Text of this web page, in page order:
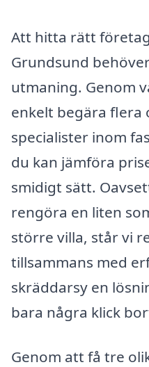
Att hitta rätt
Grundsund
utmaning. Genom
enkelt begära flera
specialister inom
du kan jämföra
smidigt sätt.
rengöra en liten
större villa, står vi
tillsammans med
skräddarsy en
bara några klick
Genom att få tre